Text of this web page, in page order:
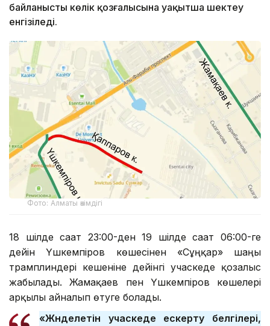
байланысты көлік қозғалысына уақытша шектеу
енгізіледі.
Фото: Алматы әкімдігі
18 шілде сағат 23:00-ден 19 шілде сағат 06:00-ге
дейін Үшкемпіров көшесінен «Сұңқар» шаңғы
трамплиндері кешеніне дейінгі учаскеде қозғалыс
жабылады. Жамақаев пен Үшкемпіров көшелері
арқылы айналып өтуге болады.
«Жөнделетін учаскеде ескерту белгілері,